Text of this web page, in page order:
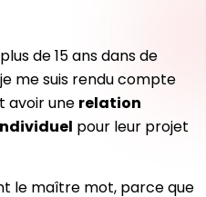
de 15 ans dans de
me suis rendu compte
avoir une relation
pour leur projet
le maître mot, parce que